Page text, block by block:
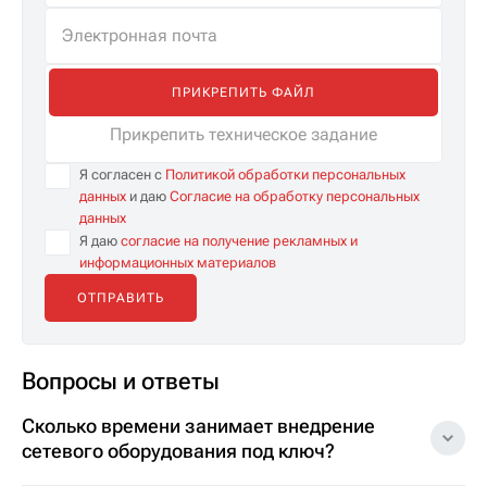
ПРИКРЕПИТЬ ФАЙЛ
Прикрепить техническое задание
Я согласен с Политикой обработки персональных
данных и даю Согласие на обработку персональных
данных
Я даю согласие на получение рекламных и
информационных материалов
Вопросы и ответы
Сколько времени занимает внедрение
сетевого оборудования под ключ?